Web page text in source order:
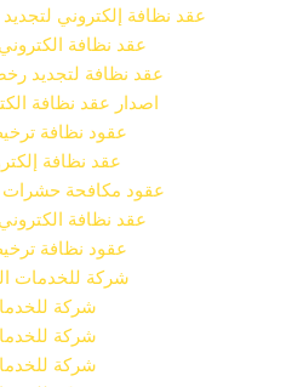
عقد نظافة إلكتروني
عقد نظافة
عقد نظافة لتجديد
اصدار عقد نظافة
عقود نظافة
عقد نظافة
عقود مكافحة حشرات
عقد نظافة
عقود نظافة
شركة للخدمات
شركة
شركة
شركة